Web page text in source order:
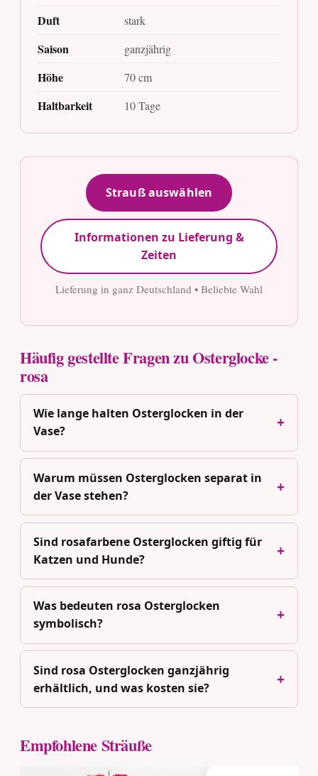
Duft stark
Saison ganzjährig
Höhe 70 cm
Haltbarkeit 10 Tage
Strauß auswählen
Informationen zu Lieferung &
Zeiten
Lieferung in ganz Deutschland • Beliebte Wahl
Häufig gestellte Fragen zu Osterglocke -
rosa
Wie lange halten Osterglocken in der
Vase?
Warum müssen Osterglocken separat in
der Vase stehen?
Sind rosafarbene Osterglocken giftig für
Katzen und Hunde?
Was bedeuten rosa Osterglocken
symbolisch?
Sind rosa Osterglocken ganzjährig
erhältlich, und was kosten sie?
Empfohlene Sträuße